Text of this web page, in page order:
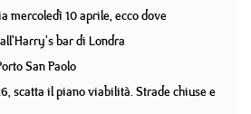
mercoledì 10 aprile, ecco dove
bar di Londra
San Paolo
scatta il piano viabilità. Strade chiuse e